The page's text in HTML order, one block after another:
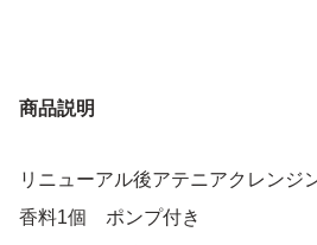
商品説明
リニューアル後アテニアクレンジ
香料1個 ポンプ付き